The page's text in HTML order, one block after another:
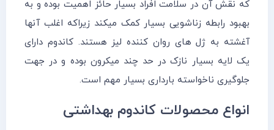
که نقش آن د‌ر سلامت افراد بسیار حائز اهمیت بوده و به
بهبود رابطه زناشویی بسیار کمک میکند زیراکه اغلب آنها
آغشته به ژل های روان کننده لیز هستند. کاندوم دارای
یک لایه بسیار نازک د‌‌‌‌‌ر حد چند میکرون بوده و د‌‌‌ر جهت
جلوگیری ناخواسته بارداری بسیار مهم است.
انواع محصولات کاندوم بهداشتی